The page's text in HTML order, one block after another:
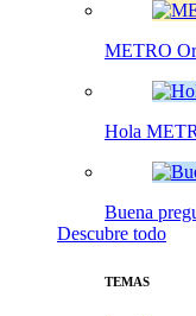
METRO
Hola
Buena
Descubre todo
TEMAS